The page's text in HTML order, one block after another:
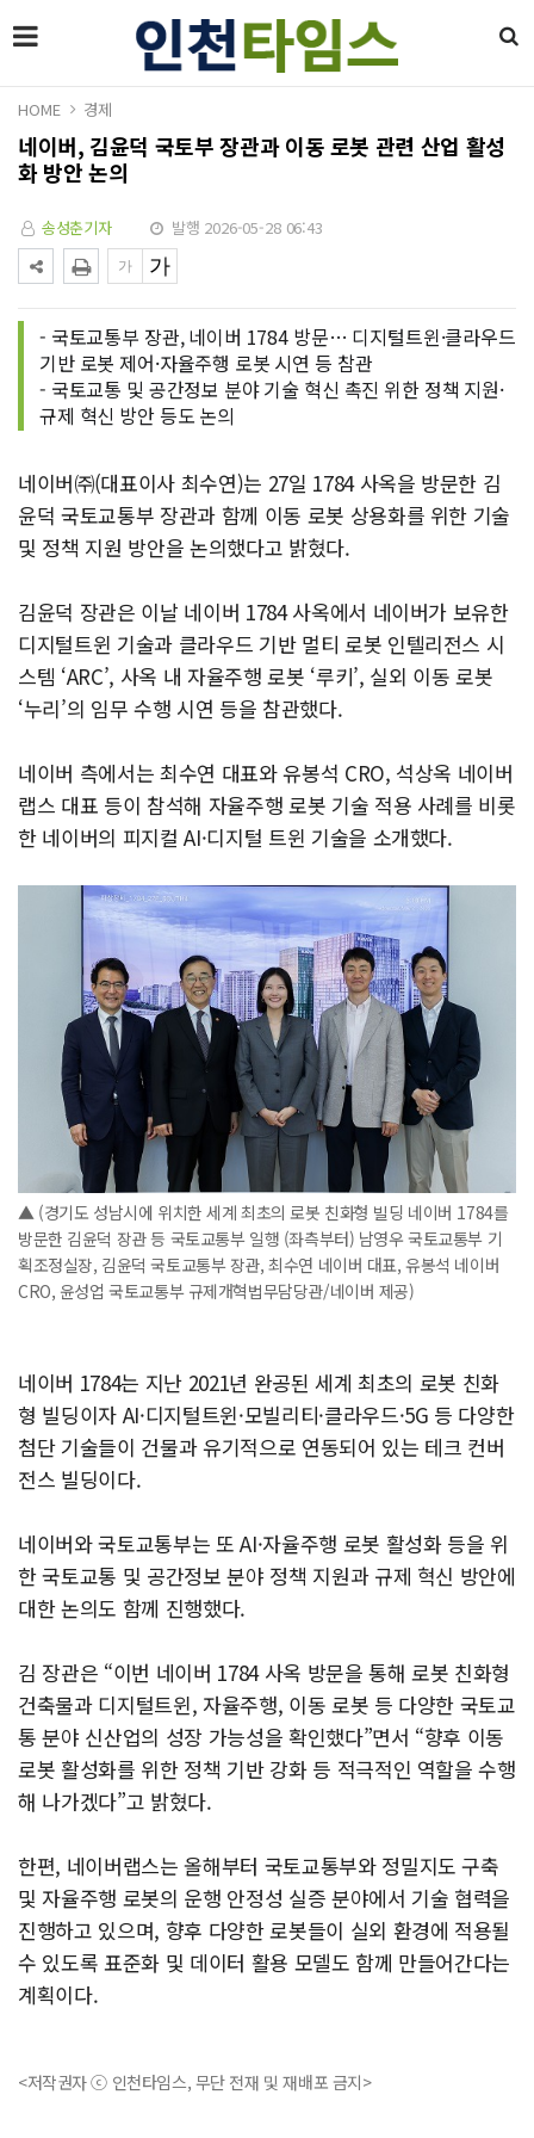
HOME 경제
네이버, 김윤덕 국토부 장관과 이동 로봇 관련 산업 활성
화 방안 논의
송성춘기자 발행 2026-05-28 06:43
- 국토교통부 장관, 네이버 1784 방문… 디지털트윈·클라우드
기반 로봇 제어·자율주행 로봇 시연 등 참관
- 국토교통 및 공간정보 분야 기술 혁신 촉진 위한 정책 지원·
규제 혁신 방안 등도 논의
네이버㈜(대표이사 최수연)는 27일 1784 사옥을 방문한 김
윤덕 국토교통부 장관과 함께 이동 로봇 상용화를 위한 기술
및 정책 지원 방안을 논의했다고 밝혔다.
김윤덕 장관은 이날 네이버 1784 사옥에서 네이버가 보유한
디지털트윈 기술과 클라우드 기반 멀티 로봇 인텔리전스 시
스템 ‘ARC’, 사옥 내 자율주행 로봇 ‘루키’, 실외 이동 로봇
‘누리’의 임무 수행 시연 등을 참관했다.
네이버 측에서는 최수연 대표와 유봉석 CRO, 석상옥 네이버
랩스 대표 등이 참석해 자율주행 로봇 기술 적용 사례를 비롯
한 네이버의 피지컬 AI·디지털 트윈 기술을 소개했다.
▲ (경기도 성남시에 위치한 세계 최초의 로봇 친화형 빌딩 네이버 1784를
방문한 김윤덕 장관 등 국토교통부 일행 (좌측부터) 남영우 국토교통부 기
획조정실장, 김윤덕 국토교통부 장관, 최수연 네이버 대표, 유봉석 네이버
CRO, 윤성업 국토교통부 규제개혁법무담당관/네이버 제공)
네이버 1784는 지난 2021년 완공된 세계 최초의 로봇 친화
형 빌딩이자 AI·디지털트윈·모빌리티·클라우드·5G 등 다양한
첨단 기술들이 건물과 유기적으로 연동되어 있는 테크 컨버
전스 빌딩이다.
네이버와 국토교통부는 또 AI·자율주행 로봇 활성화 등을 위
한 국토교통 및 공간정보 분야 정책 지원과 규제 혁신 방안에
대한 논의도 함께 진행했다.
김 장관은 “이번 네이버 1784 사옥 방문을 통해 로봇 친화형
건축물과 디지털트윈, 자율주행, 이동 로봇 등 다양한 국토교
통 분야 신산업의 성장 가능성을 확인했다”면서 “향후 이동
로봇 활성화를 위한 정책 기반 강화 등 적극적인 역할을 수행
해 나가겠다”고 밝혔다.
한편, 네이버랩스는 올해부터 국토교통부와 정밀지도 구축
및 자율주행 로봇의 운행 안정성 실증 분야에서 기술 협력을
진행하고 있으며, 향후 다양한 로봇들이 실외 환경에 적용될
수 있도록 표준화 및 데이터 활용 모델도 함께 만들어간다는
계획이다.
<저작권자 ⓒ 인천타임스, 무단 전재 및 재배포 금지>